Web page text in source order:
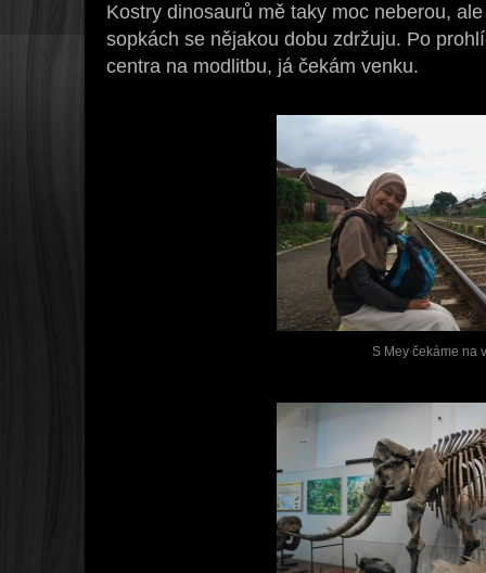
Kostry dinosaurů mě taky moc neberou,
sopkách se nějakou dobu zdržuju. Po
centra na modlitbu, já čekám venku.
S Mey čekáme na